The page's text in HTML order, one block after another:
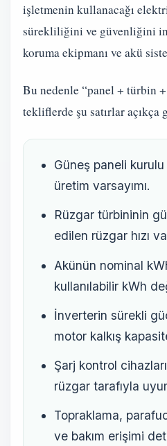
işletmenin kullanacağı
sürekliliğini ve güvenliğini
koruma ekipmanı ve akü
Bu nedenle “panel + türbin
tekliflerde şu satırlar
Güneş paneli
üretim varsayımı.
Rüzgar türbininin
edilen rüzgar hızı
Akünün nominal
kullanılabilir kWh
İnverterin sürekli
motor kalkış
Şarj kontrol
rüzgar tarafıyla
Topraklama,
ve bakım erişimi